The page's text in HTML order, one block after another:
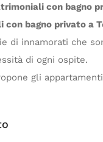
con bagno
con bagno privato a
di innamorati che
di ogni ospite.
gli